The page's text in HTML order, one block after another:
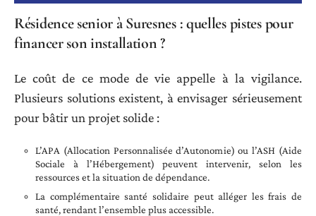
Résidence senior à Suresnes : quelles pistes pour
financer son installation ?
Le coût de ce mode de vie appelle à la vigilance.
Plusieurs solutions existent, à envisager sérieusement
pour bâtir un projet solide :
L’APA (Allocation Personnalisée d’Autonomie) ou l’ASH (Aide
Sociale à l’Hébergement) peuvent intervenir, selon les
ressources et la situation de dépendance.
La complémentaire santé solidaire peut alléger les frais de
santé, rendant l’ensemble plus accessible.